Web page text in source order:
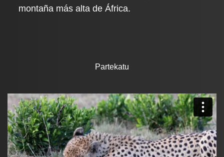
montaña más alta de África.
Partekatu